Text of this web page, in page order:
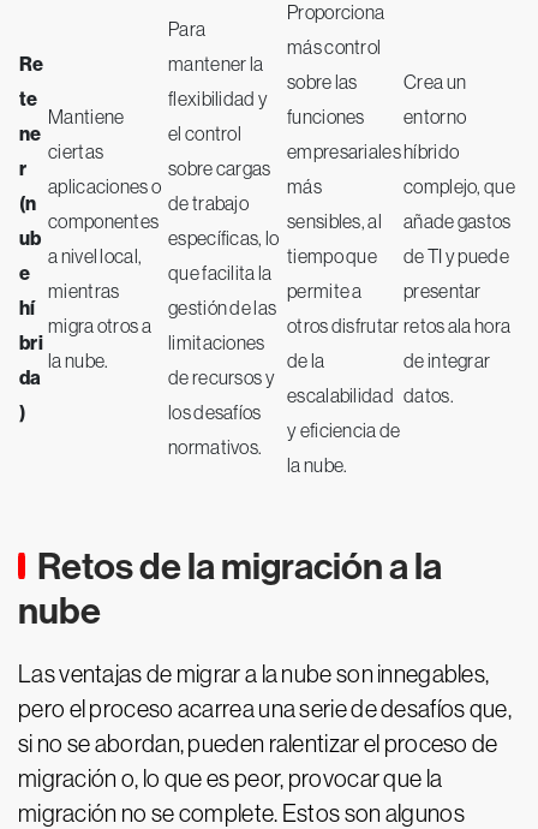
Re
te
ne
r
(n
ub
e
hí
bri
da
)
Mantiene
ciertas
aplicaciones o
componentes
a nivel local,
mientras
migra otros a
la nube.
Para
mantener la
flexibilidad y
el control
sobre cargas
de trabajo
específicas, lo
que facilita la
gestión de las
limitaciones
de recursos y
los desafíos
normativos.
Proporciona
más control
sobre las
funciones
empresariales
más
sensibles, al
tiempo que
permite a
otros disfrutar
de la
escalabilidad
y eficiencia de
la nube.
Crea un
entorno
híbrido
complejo, que
añade gastos
de TI y puede
presentar
retos ala hora
de integrar
datos.
Retos de la migración a la
nube
Las ventajas de migrar a la nube son innegables,
pero el proceso acarrea una serie de desafíos que,
si no se abordan, pueden ralentizar el proceso de
migración o, lo que es peor, provocar que la
migración no se complete. Estos son algunos